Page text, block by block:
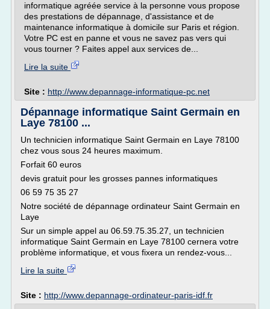
informatique agréée service à la personne vous propose
des prestations de dépannage, d'assistance et de
maintenance informatique à domicile sur Paris et région.
Votre PC est en panne et vous ne savez pas vers qui
vous tourner ? Faites appel aux services de...
Lire la suite
Site : http://www.depannage-informatique-pc.net
Dépannage informatique Saint Germain en
Laye 78100 ...
Un technicien informatique Saint Germain en Laye 78100
chez vous sous 24 heures maximum.
Forfait 60 euros
devis gratuit pour les grosses pannes informatiques
06 59 75 35 27
Notre société de dépannage ordinateur Saint Germain en
Laye
Sur un simple appel au 06.59.75.35.27, un technicien
informatique Saint Germain en Laye 78100 cernera votre
problème informatique, et vous fixera un rendez-vous...
Lire la suite
Site : http://www.depannage-ordinateur-paris-idf.fr